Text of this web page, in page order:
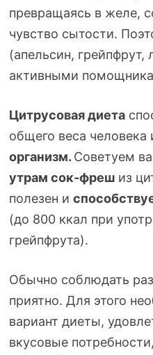
превращаясь в желе,
чувство сытости.
(апельсин,
активными
Цитрусовая диета
общего веса человека
организм. Советуем
утрам сок-фрешиз
полезен и
(до 800 ккал при
грейпфрута).
Обычно соблюдать
приятно. Для этого
вариант диеты,
вкусовые